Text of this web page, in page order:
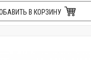
В КОРЗИНУ